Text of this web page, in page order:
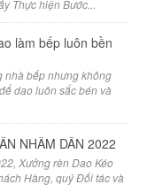
Thực hiện Bước...
làm bếp luôn bền
nhà bếp nhưng không
dao luôn sắc bén và
NHÂM DẦN 2022
Xưởng rèn Dao Kéo
Hàng, quý Đối tác và